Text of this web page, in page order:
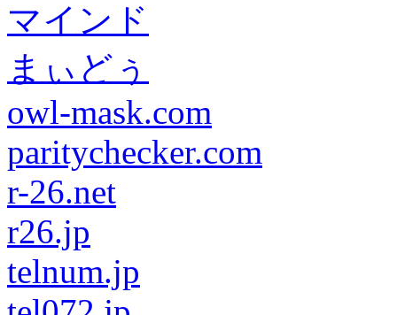
マインド
まぃどぅ
owl-mask.com
paritychecker.com
r-26.net
r26.jp
telnum.jp